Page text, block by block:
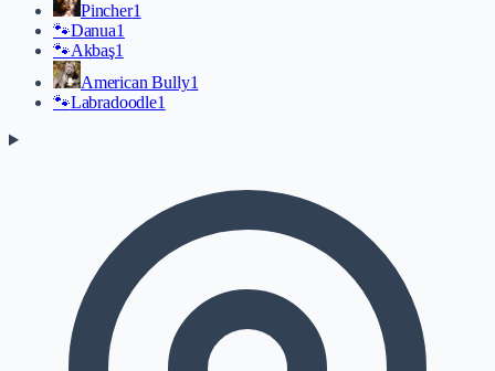
Pincher1
🐾Danua1
🐾Akbaş1
American Bully1
🐾Labradoodle1